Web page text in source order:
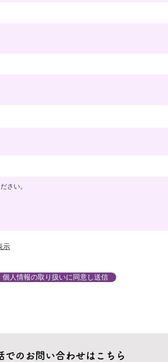
示
個人情報の取り扱いに同意し送信
でのお問い合わせはこちら